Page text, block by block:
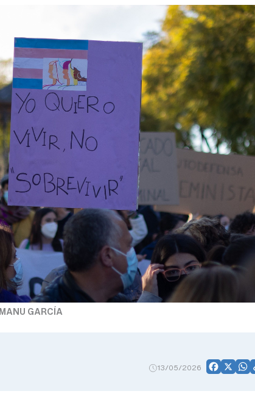
MANU GARCÍA
13/05/2026 X